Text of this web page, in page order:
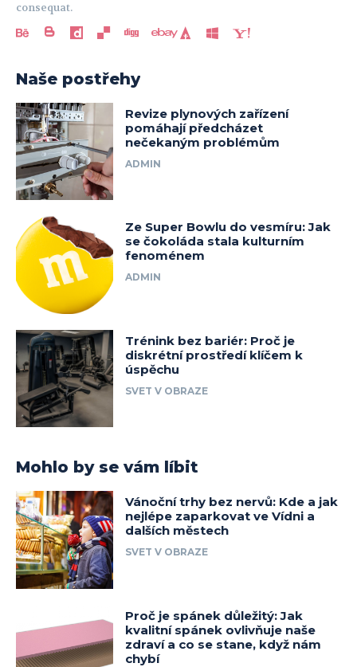
consequat.
Naše postřehy
Revize plynových zařízení
pomáhají předcházet
nečekaným problémům
ADMIN
Ze Super Bowlu do vesmíru: Jak
se čokoláda stala kulturním
fenoménem
ADMIN
Trénink bez bariér: Proč je
diskrétní prostředí klíčem k
úspěchu
SVET V OBRAZE
Mohlo by se vám líbit
Vánoční trhy bez nervů: Kde a jak
nejlépe zaparkovat ve Vídni a
dalších městech
SVET V OBRAZE
Proč je spánek důležitý: Jak
kvalitní spánek ovlivňuje naše
zdraví a co se stane, když nám
chybí